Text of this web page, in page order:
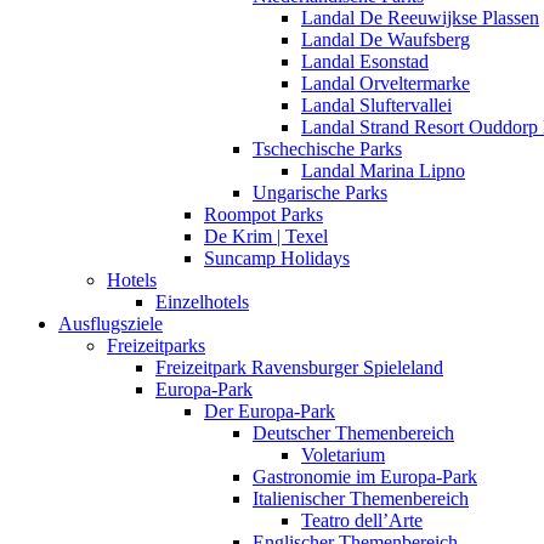
Landal De Reeuwijkse Plassen
Landal De Waufsberg
Landal Esonstad
Landal Orveltermarke
Landal Sluftervallei
Landal Strand Resort
Tschechische Parks
Landal Marina Lipno
Ungarische Parks
Roompot Parks
De Krim | Texel
Suncamp Holidays
Hotels
Einzelhotels
Ausflugsziele
Freizeitparks
Freizeitpark Ravensburger Spieleland
Europa-Park
Der Europa-Park
Deutscher Themenbereich
Voletarium
Gastronomie im Europa-Park
Italienischer Themenbereich
Teatro dell’Arte